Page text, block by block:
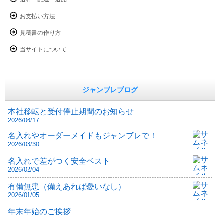
お支払い方法
見積書の作り方
当サイトについて
ジャンブレブログ
本社移転と受付停止期間のお知らせ
2026/06/17
名入れやオーダーメイドもジャンブレで！
2026/03/30
名入れで差がつく安全ベスト
2026/02/04
有備無患（備えあれば憂いなし）
2026/01/05
年末年始のご挨拶